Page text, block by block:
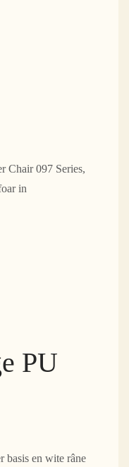
Chair 097 Series,
in
PU
en wite râne